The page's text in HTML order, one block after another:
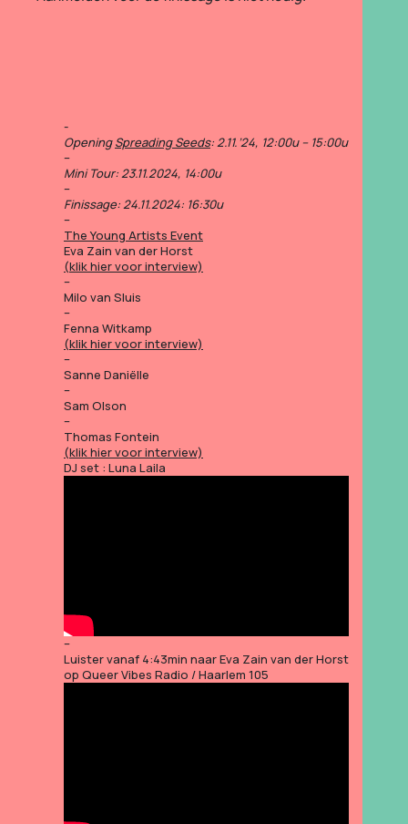
OpeningSpreading Seeds: 2.11.’24, 12:00u – 15:00u
–
Mini Tour: 23.11.2024, 14:00u
–
Finissage: 24.11.2024: 16:30u
–
The Young Artists Event
Eva Zain van der Horst
(klik hier voor interview)
–
Milo van Sluis
–
Fenna Witkamp
(klik hier voor interview)
–
Sanne Daniëlle
–
Sam Olson
–
Thomas Fontein
(klik hier voor interview)
DJ set : Luna Laila
–
Luister vanaf 4:43min naar Eva Zain van der Horst
op Queer Vibes Radio / Haarlem 105